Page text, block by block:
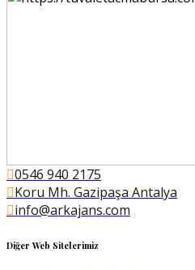
0546 940 2175
Koru Mh. Gazipaşa Antalya
info@arkajans.com
Diğer Web Sitelerimiz